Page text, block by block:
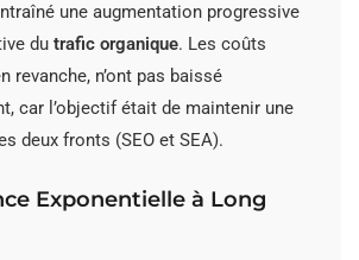
une augmentation progressive
du trafic organique. Les coûts
revanche, n’ont pas baissé
car l’objectif était de maintenir une
deux fronts (SEO et SEA).
Exponentielle à Long